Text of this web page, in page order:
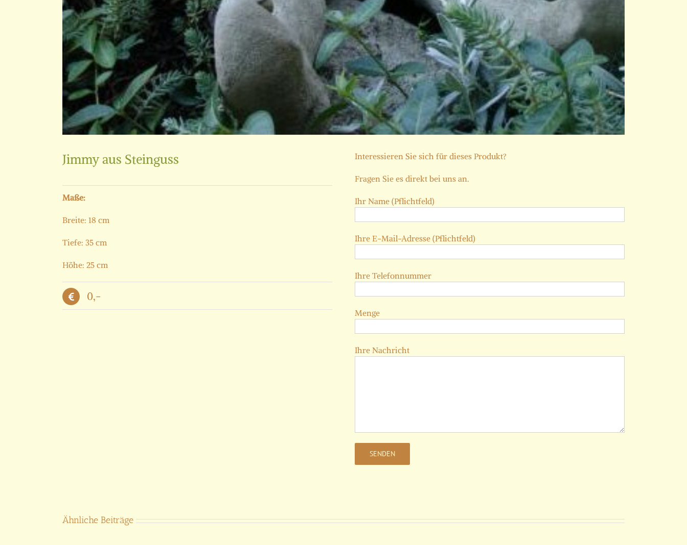
Jimmy aus Steinguss
Maße:
Breite: 18 cm
Tiefe: 35 cm
Höhe: 25 cm
0,-
Interessieren Sie sich für dieses Produkt?
Fragen Sie es direkt bei uns an.
Ihr Name (Pflichtfeld)
Ihre E-Mail-Adresse (Pflichtfeld)
Ihre Telefonnummer
Menge
Ihre Nachricht
Ähnliche Beiträge